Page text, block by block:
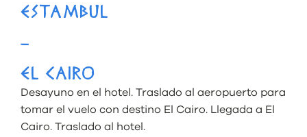
ESTAMBUL
–
EL CAIRO
Desayuno en el hotel. Traslado al aeropuerto para
tomar el vuelo con destino El Cairo. Llegada a El
Cairo. Traslado al hotel.